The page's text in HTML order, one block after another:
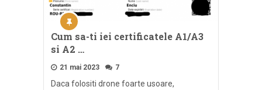
Cum sa-ti iei certificatele A1/A3
si A2 …
21 mai 2023 7
Daca folositi drone foarte usoare,